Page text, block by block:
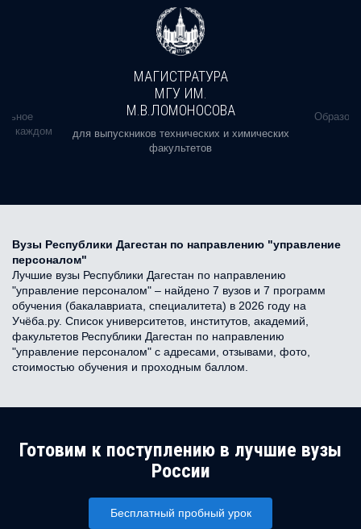
в каждом
МАГИСТРАТУРА
МГУ ИМ.
М.В.ЛОМОНОСОВА
для выпускников технических и химических
факультетов
Вузы Республики Дагестан по направлению "управление
персоналом"
Лучшие вузы Республики Дагестан по направлению
"управление персоналом" – найдено 7 вузов и 7 программ
обучения (бакалавриата, специалитета) в 2026 году на
Учёба.ру. Список университетов, институтов, академий,
факультетов Республики Дагестан по направлению
"управление персоналом" с адресами, отзывами, фото,
стоимостью обучения и проходным баллом.
Готовим к поступлению в лучшие вузы
России
Бесплатный пробный урок